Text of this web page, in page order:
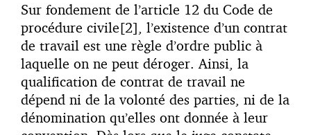
Sur fondement de l’article 12 du Code de
procédure civile[2], l’existence d’un contrat
de travail est une règle d’ordre public à
laquelle on ne peut déroger. Ainsi, la
qualification de contrat de travail ne
dépend ni de la volonté des parties, ni de la
dénomination qu’elles ont donnée à leur